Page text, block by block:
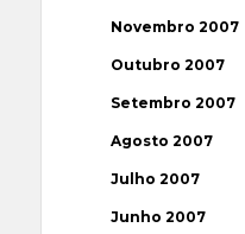
Novembro 2007
Outubro 2007
Setembro 2007
Agosto 2007
Julho 2007
Junho 2007